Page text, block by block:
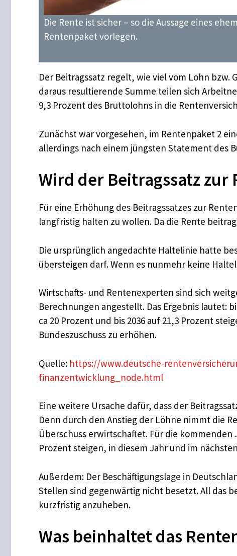
Die Rente ist sicher – so die Aussage eines
Rentenpaket vorlegen.
Der Beitragssatz regelt, wie viel vom Lohn
daraus resultierende Summe teilen sich
9,3 Prozent des Bruttolohns in die
Zunächst war vorgesehen, im Rentenpaket 2
allerdings nach einem jüngsten Statement des
Wird der Beitragssatz zur
Für eine Erhöhung des Beitragssatzes zur
langfristig halten zu wollen. Da die Rente
Die ursprünglich angedachte Haltelinie hatte
übersteigen darf. Wenn es nunmehr keine
Wirtschafts- und Rentenexperten sind sich
Berechnungen angestellt. Das Ergebnis lautet:
ca 20 Prozent und bis 2036 auf 21,3 Prozent
Bundeszuschuss zu erhöhen.
Quelle: https://www.deutsche-
finanzentwicklung_node.html
Eine weitere Ursache dafür, dass der
Denn durch den Anstieg der Löhne nimmt die
Überschuss erwirtschaftet. Für die
Prozent steigen, in diesem Jahr und im
Außerdem: Der Beschäftigungslage in
Stellen sind gegenwärtig nicht besetzt. All das
kurzfristig anzuheben.
Was beinhaltet das